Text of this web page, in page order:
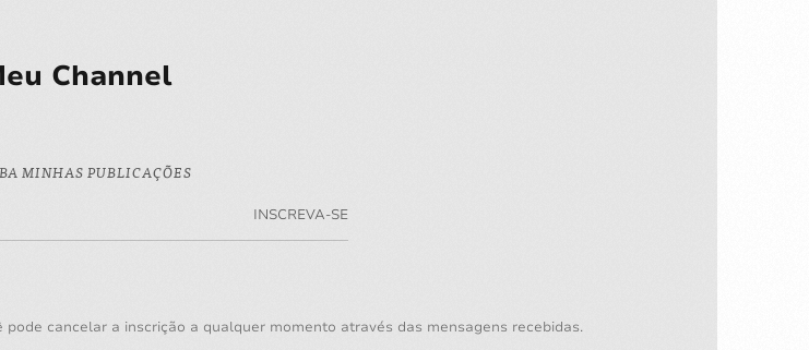
Channel
MINHAS PUBLICAÇÕES
INSCREVA-SE
cancelar a inscrição a qualquer momento através das mensagens recebidas.